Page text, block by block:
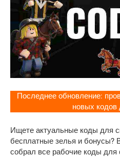
Последнее обновление:
новых кодов
Ищете актуальные коды для
бесплатные зелья и бонусы?
собрал все рабочие коды для